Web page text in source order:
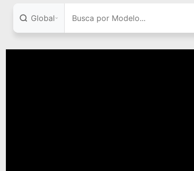
Global